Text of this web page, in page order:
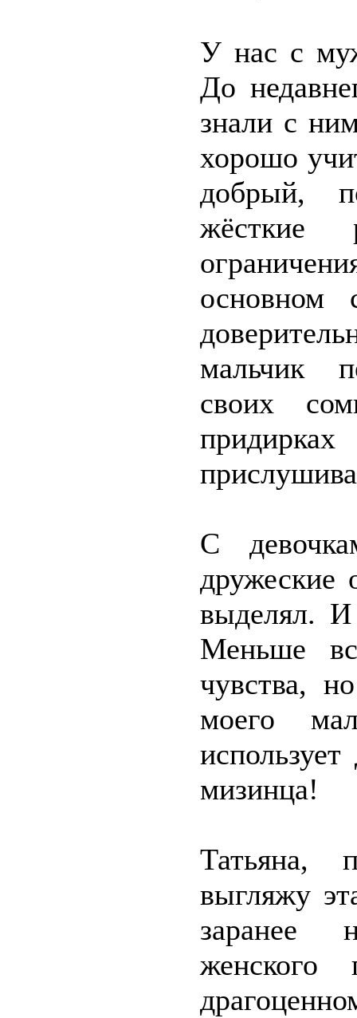
У нас с
До
знали с
хорошо
добрый,
жёсткие
основном
мальчик
своих
С
дружеские
выделял. И
Меньше
чувства,
моего
мизинца!
Татьяна,
выгляжу
заранее
женского